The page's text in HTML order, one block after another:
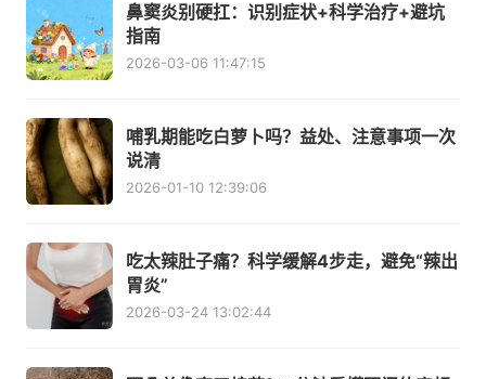
鼻窦炎别硬扛：识别症状+科学治疗+避坑
指南
2026-03-06 11:47:15
哺乳期能吃白萝卜吗？益处、注意事项一次
说清
2026-01-10 12:39:06
吃太辣肚子痛？科学缓解4步走，避免“辣出
胃炎”
2026-03-24 13:02:44